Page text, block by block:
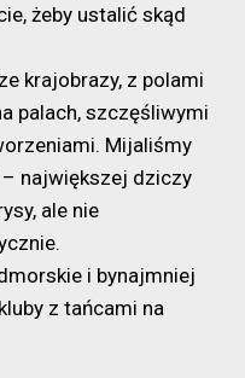
żeby ustalić skąd
krajobrazy, z polami
palach, szczęśliwymi
Mijaliśmy
największej dziczy
ale nie
i bynajmniej
z tańcami na